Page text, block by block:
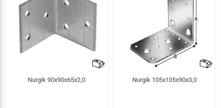
Nurgik 90x90x65x2,0 Nurgik 105x105x90x3,0